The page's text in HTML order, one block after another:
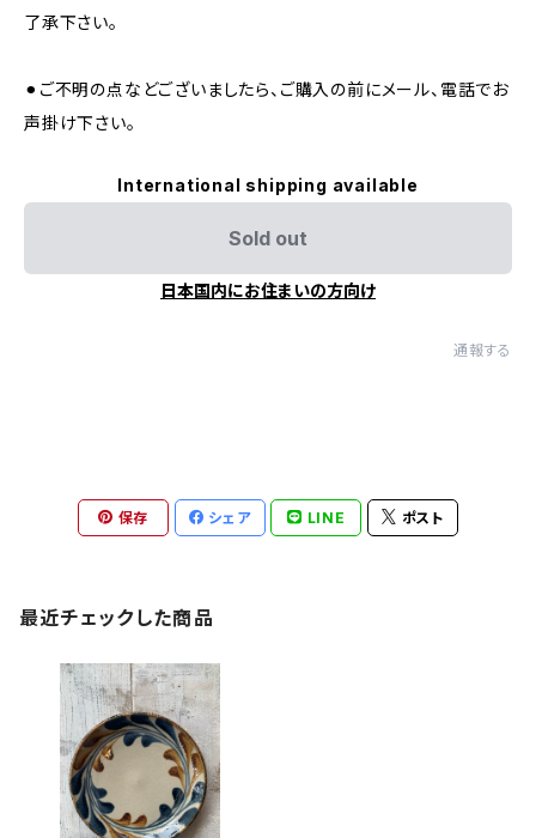
了承下さい。
⚫︎ご不明の点などございましたら、ご購入の前にメール、電話でお
声掛け下さい。
International shipping available
Sold out
日本国内にお住まいの方向け
通報する
保存 シェア LINE ポスト
最近チェックした商品